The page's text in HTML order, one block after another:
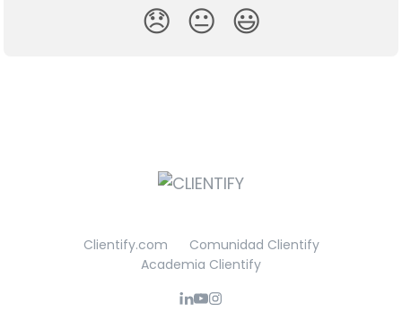
😞 😐 😃
Clientify.com
Comunidad Clientify
Academia Clientify